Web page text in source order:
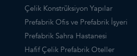
Çelik Konstrüksiyon Yapılar
Prefabrik Ofis ve Prefabrik İşyeri
Prefabrik Sahra Hastanesi
Hafif Çelik Prefabrik Oteller